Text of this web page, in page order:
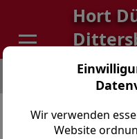
Wir verwenden
Website
Hort
Hort Dürrröhrsdorf-
Schließtage